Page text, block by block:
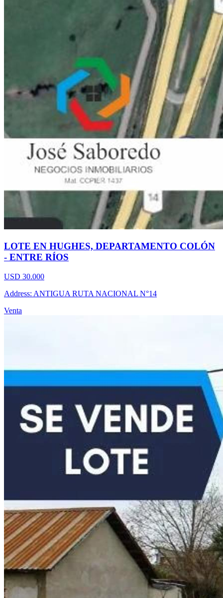
LOTE EN HUGHES, DEPARTAMENTO COLÓN
- ENTRE RÍOS
USD 30.000
Address: ANTIGUA RUTA NACIONAL N°14
Venta